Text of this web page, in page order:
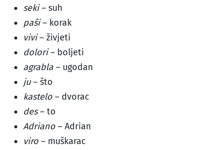
seki– suh
paŝi– korak
vivi– živjeti
dolori– boljeti
agrabla – ugodan
ju– što
kastelo – dvorac
des– to
Adriano – Adrian
viro – muškarac